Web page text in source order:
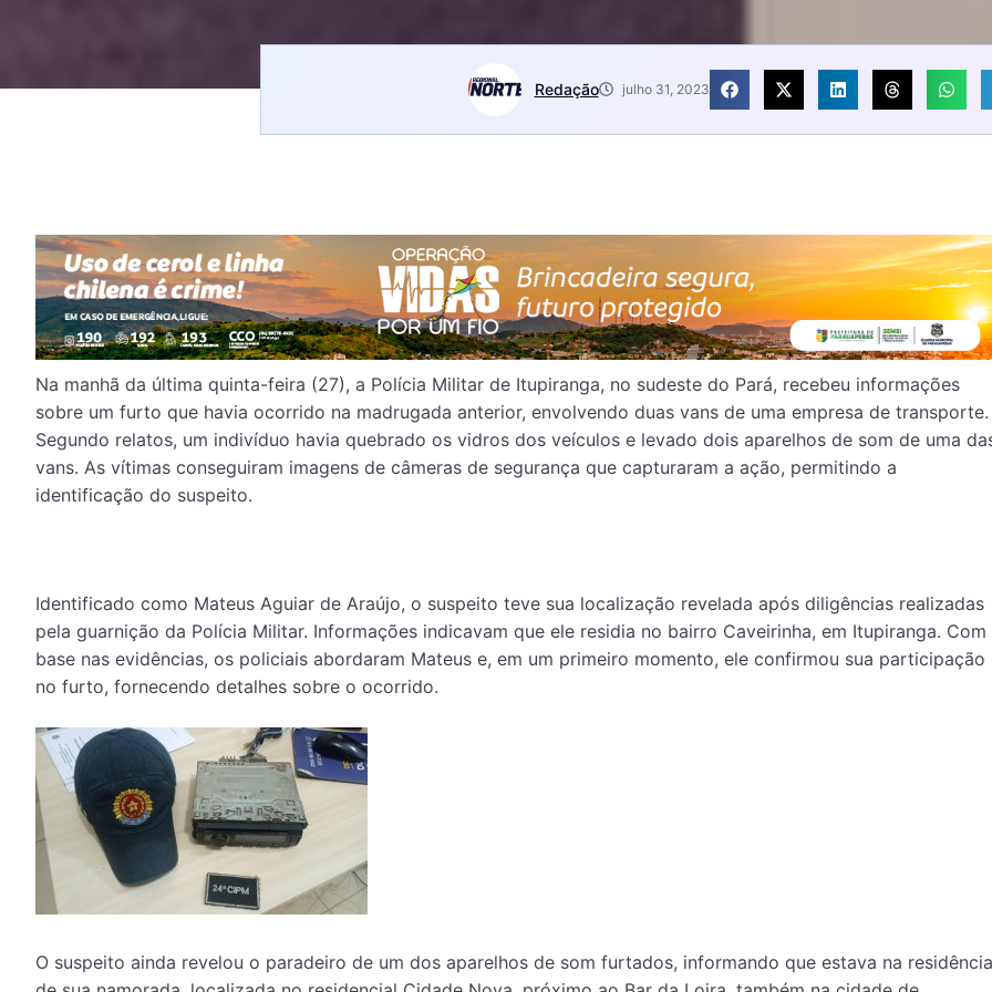
Redação julho 31, 2023
Na manhã da última quinta-feira (27), a Polícia Militar de Itupiranga, no sudeste do Pará, recebeu informações
sobre um furto que havia ocorrido na madrugada anterior, envolvendo duas vans de uma empresa de transporte.
Segundo relatos, um indivíduo havia quebrado os vidros dos veículos e levado dois aparelhos de som de uma
vans. As vítimas conseguiram imagens de câmeras de segurança que capturaram a ação, permitindo a
identificação do suspeito.
Identificado como Mateus Aguiar de Araújo, o suspeito teve sua localização revelada após diligências realizadas
pela guarnição da Polícia Militar. Informações indicavam que ele residia no bairro Caveirinha, em Itupiranga. Com
base nas evidências, os policiais abordaram Mateus e, em um primeiro momento, ele confirmou sua participação
no furto, fornecendo detalhes sobre o ocorrido.
O suspeito ainda revelou o paradeiro de um dos aparelhos de som furtados, informando que estava na residência